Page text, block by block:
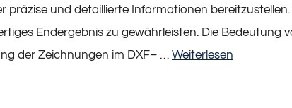
und detaillierte Informationen
Endergebnis zu gewährleisten. Die Bedeutung
der Zeichnungen im DXF– … Weiterlesen